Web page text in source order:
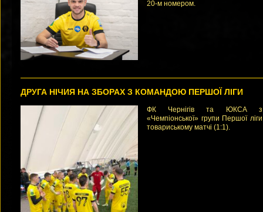
20-м номером.
ДРУГА НІЧИЯ НА ЗБОРАХ З КОМАНДОЮ ПЕРШОЇ ЛІГИ
ФК Чернігів та ЮКСА з
«Чемпіонської» групи Першої
товариському матчі (1:1).